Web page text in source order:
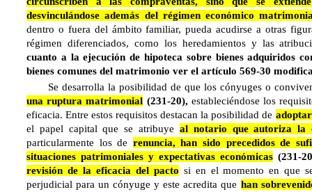
desvinculándose además del régimen económico
dentro o fuera del ámbito familiar, pueda acudirse a otras
régimen diferenciados, como los heredamientos y las
cuanto a la ejecución de hipoteca sobre bienes adquiridos
bienes comunes del matrimonio ver el artículo 569-30
Se desarrolla la posibilidad de que los cónyuges o
una ruptura matrimonial (231-20), estableciéndose los
eficacia. Entre estos requisitos destacan la posibilidad de
el papel capital que se atribuye al notario que autoriza la
particularmente los de renuncia, han sido precedidos de
situaciones patrimoniales y expectativas económicas(231-
revisión de la eficacia del pacto si en el momento en que
perjudicial para un cónyuge y este acredita que han